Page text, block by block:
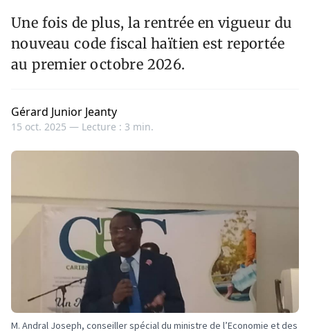
Une fois de plus, la rentrée en vigueur du
nouveau code fiscal haïtien est reportée
au premier octobre 2026.
Gérard Junior Jeanty
15 oct. 2025 — Lecture : 3 min.
M. Andral Joseph, conseiller spécial du ministre de l’Economie et des